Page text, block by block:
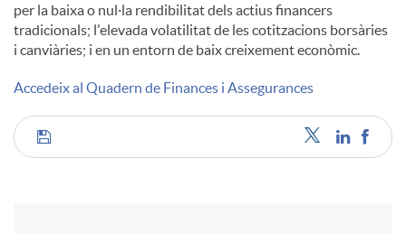
u
t
s
per la baixa o nul·la rendibilitat dels actius financers
tradicionals; l'elevada volatilitat de les cotitzacions borsàries
i canviàries; i en un entorn de baix creixement econòmic.
Accedeix al Quadern de Finances i Assegurances
C